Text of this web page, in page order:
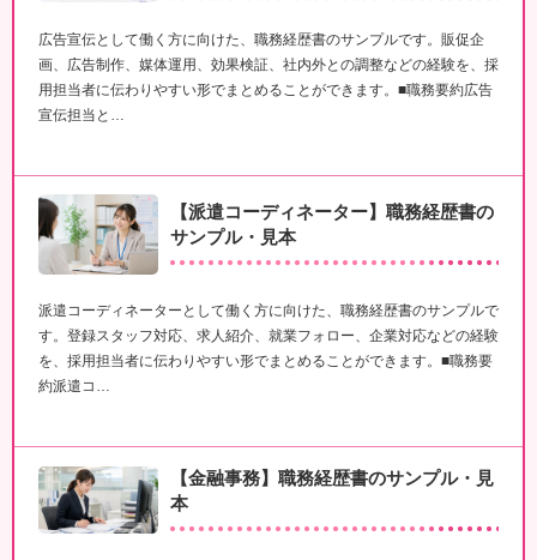
広告宣伝として働く方に向けた、職務経歴書のサンプルです。販促企
画、広告制作、媒体運用、効果検証、社内外との調整などの経験を、採
用担当者に伝わりやすい形でまとめることができます。■職務要約広告
宣伝担当と…
【派遣コーディネーター】職務経歴書の
サンプル・見本
派遣コーディネーターとして働く方に向けた、職務経歴書のサンプルで
す。登録スタッフ対応、求人紹介、就業フォロー、企業対応などの経験
を、採用担当者に伝わりやすい形でまとめることができます。■職務要
約派遣コ…
【金融事務】職務経歴書のサンプル・見
本